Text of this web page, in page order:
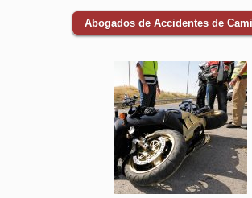
Abogados de Accidentes de